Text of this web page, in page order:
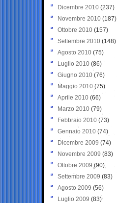
Dicembre 2010 (237)
Novembre 2010 (187)
Ottobre 2010 (157)
Settembre 2010 (148)
Agosto 2010 (75)
Luglio 2010 (86)
Giugno 2010 (76)
Maggio 2010 (75)
Aprile 2010 (66)
Marzo 2010 (79)
Febbraio 2010 (73)
Gennaio 2010 (74)
Dicembre 2009 (74)
Novembre 2009 (83)
Ottobre 2009 (90)
Settembre 2009 (83)
Agosto 2009 (56)
Luglio 2009 (83)